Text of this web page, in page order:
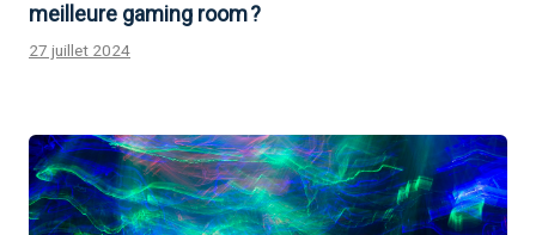
meilleure gaming room ?
27 juillet 2024